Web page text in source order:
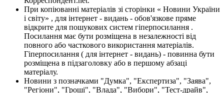
При копіюванні матеріалів зі сторінки « Новини України
і світу» , для інтернет - видань - обов'язкове пряме
відкрите для пошукових систем гіперпосилання .
Посилання має бути розміщена в незалежності від
повного або часткового використання матеріалів.
Гіперпосилання ( для інтернет - видань) - повинна бути
розміщена в підзаголовку або в першому абзаці
матеріалу.
Новини з позначками "Думка", "Експертиза", "Заява",
"Регіони", "Гроші", "Влада", "Вибори", "Тест-драйв",